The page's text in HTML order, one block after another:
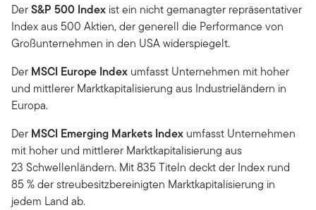
DerS&P 500 Index ist ein nicht gemanagter repräsentativer
Index aus 500 Aktien, der generell die Performance von
Großunternehmen in den USA widerspiegelt.
Der MSCI Europe Index umfasst Unternehmen mit hoher
und mittlerer Marktkapitalisierung aus Industrieländern in
Europa.
Der MSCI Emerging Markets Index umfasst Unternehmen
mit hoher und mittlerer Marktkapitalisierung aus
23 Schwellenländern. Mit 835 Titeln deckt der Index rund
85 % der streubesitzbereinigten Marktkapitalisierung in
jedem Land ab.